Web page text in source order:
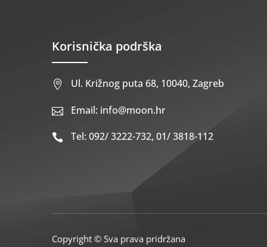
Korisnička podrška
 Ul. Križnog puta 68, 10040, Zagreb
 Email: info@moon.hr
 Tel: 092/ 3222-732, 01/ 3818-112
Copyright © Sva prava pridržana